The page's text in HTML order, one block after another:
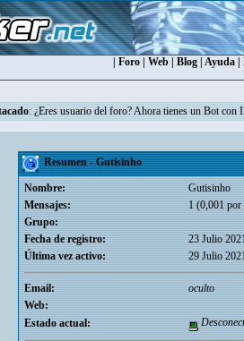
Foro| Web| Blog| Ayuda|
: ¿Eres usuario del foro? Ahora tienes un Bot con
Resumen - Gutisinho
Nombre:
Gutisinho
Mensajes:
1 (0,001 por
Grupo:
Fecha de registro:
23 Julio
Última vez activo:
29 Julio
Email:
oculto
Web:
Estado actual: